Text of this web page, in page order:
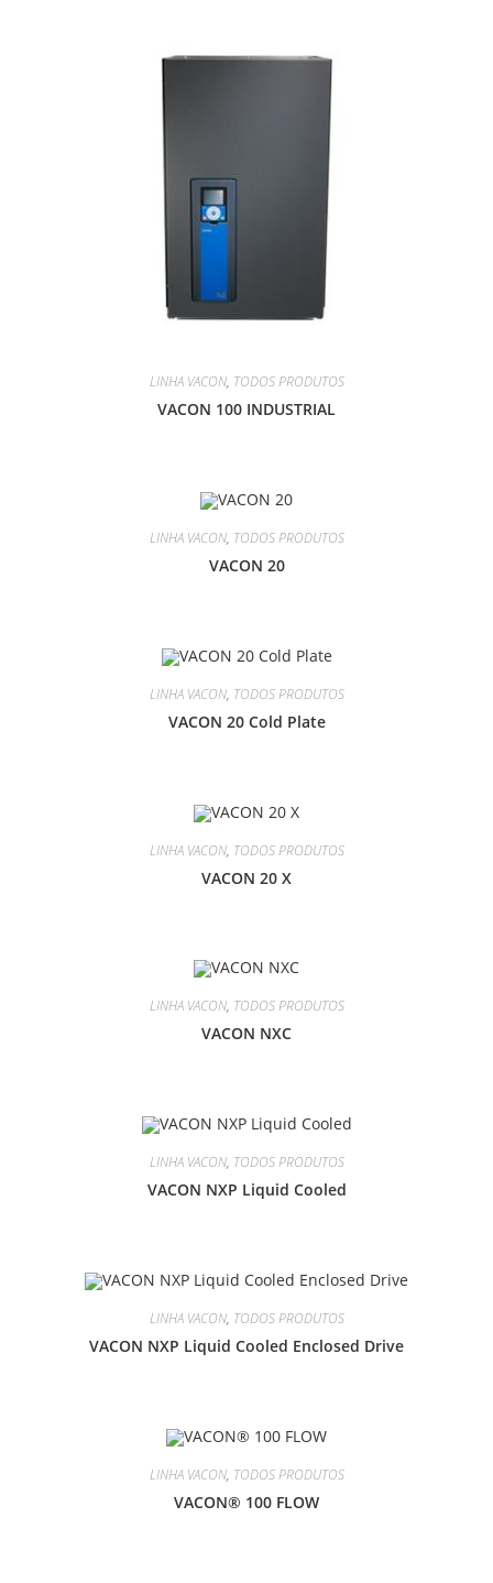
LINHA VACON, TODOS PRODUTOS
VACON 100 INDUSTRIAL
LINHA VACON, TODOS PRODUTOS
VACON 20
LINHA VACON, TODOS PRODUTOS
VACON 20 Cold Plate
LINHA VACON, TODOS PRODUTOS
VACON 20 X
LINHA VACON, TODOS PRODUTOS
VACON NXC
LINHA VACON, TODOS PRODUTOS
VACON NXP Liquid Cooled
LINHA VACON, TODOS PRODUTOS
VACON NXP Liquid Cooled Enclosed Drive
LINHA VACON, TODOS PRODUTOS
VACON® 100 FLOW